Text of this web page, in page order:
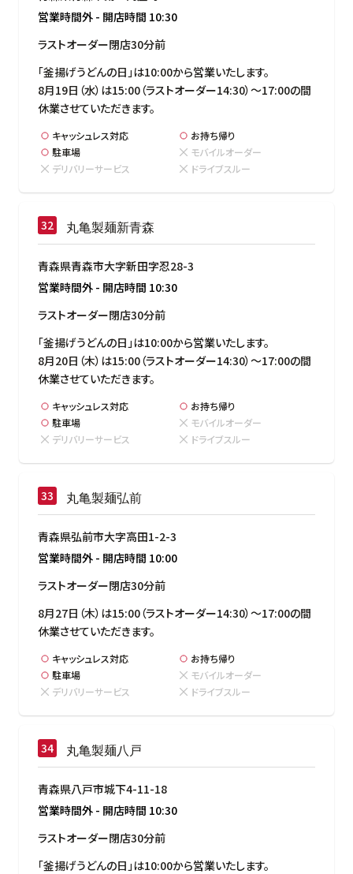
営業時間外 - 開店時間 10:30
ラストオーダー閉店30分前
「釜揚げうどんの日」は10:00から営業いたします。
8月19日（水）は15:00（ラストオーダー14:30）～17:00の間
休業させていただきます。
キャッシュレス対応
お持ち帰り
駐車場
モバイルオーダー
デリバリーサービス
ドライブスルー
丸亀製麺新青森
青森県青森市大字新田字忍28-3
営業時間外 - 開店時間 10:30
ラストオーダー閉店30分前
「釜揚げうどんの日」は10:00から営業いたします。
8月20日（木）は15:00（ラストオーダー14:30）～17:00の間
休業させていただきます。
キャッシュレス対応
お持ち帰り
駐車場
モバイルオーダー
デリバリーサービス
ドライブスルー
丸亀製麺弘前
青森県弘前市大字高田1-2-3
営業時間外 - 開店時間 10:00
ラストオーダー閉店30分前
8月27日（木）は15:00（ラストオーダー14:30）～17:00の間
休業させていただきます。
キャッシュレス対応
お持ち帰り
駐車場
モバイルオーダー
デリバリーサービス
ドライブスルー
丸亀製麺八戸
青森県八戸市城下4-11-18
営業時間外 - 開店時間 10:30
ラストオーダー閉店30分前
「釜揚げうどんの日」は10:00から営業いたします。